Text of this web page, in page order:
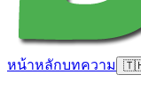
หน้าหลักบทความ